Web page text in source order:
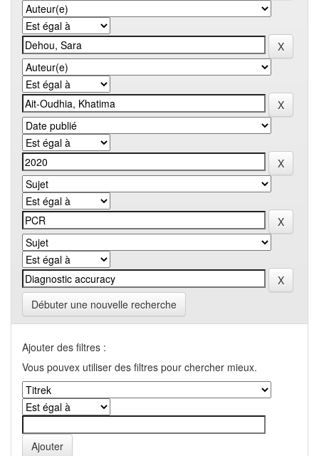
Débuter une nouvelle recherche
Ajouter des filtres :
Vous pouvex utiliser des filtres pour chercher mieux.